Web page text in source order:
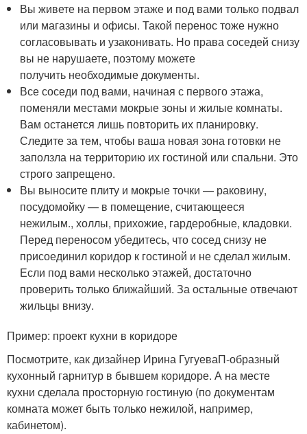
Вы живете на первом этаже и под вами только подвал
или магазины и офисы. Такой перенос тоже нужно
согласовывать и узаконивать. Но права соседей снизу
вы не нарушаете, поэтому можете
получить необходимые документы.
Все соседи под вами, начиная с первого этажа,
поменяли местами мокрые зоны и жилые комнаты.
Вам останется лишь повторить их планировку.
Следите за тем, чтобы ваша новая зона готовки не
заползла на территорию их гостиной или спальни. Это
строго запрещено.
Вы выносите плиту и мокрые точки — раковину,
посудомойку — в помещение, считающееся
нежилым., холлы, прихожие, гардеробные, кладовки.
Перед переносом убедитесь, что сосед снизу не
присоединил коридор к гостиной и не сделал жилым.
Если под вами несколько этажей, достаточно
проверить только ближайший. За остальные отвечают
жильцы внизу.
Пример: проект кухни в коридоре
Посмотрите, как дизайнер Ирина ГугуеваП-образный
кухонный гарнитур в бывшем коридоре. А на месте
кухни сделала просторную гостиную (по документам
комната может быть только нежилой, например,
кабинетом).